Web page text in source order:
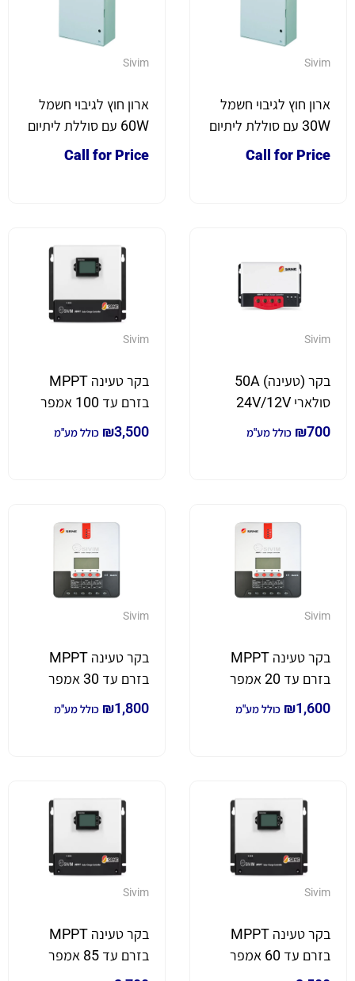
Sivim
ארון חוץ לגיבוי חשמל
30W עם סוללת ליתיום
ומערכת טעינה חכמה
Call for Price
Sivim
ארון חוץ לגיבוי חשמל
60W עם סוללת ליתיום
ומערכת טעינה חכמה
Call for Price
Sivim
בקר (טעינה) 50A
סולארי 24V/12V
₪700 כולל מע"מ
Sivim
בקר טעינה MPPT
בזרם עד 100 אמפר
250 וולט
₪3,500 כולל מע"מ
Sivim
בקר טעינה MPPT
בזרם עד 20 אמפר
100 וולט
₪1,600 כולל מע"מ
Sivim
בקר טעינה MPPT
בזרם עד 30 אמפר
100 וולט
₪1,800 כולל מע"מ
Sivim
בקר טעינה MPPT
בזרם עד 60 אמפר
250 וולט
Sivim
בקר טעינה MPPT
בזרם עד 85 אמפר
250 וולט